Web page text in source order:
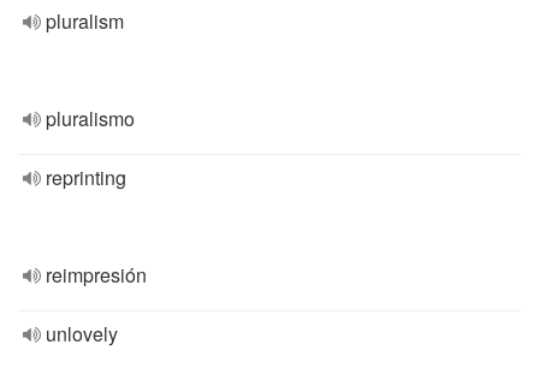
pluralism
pluralismo
reprinting
reimpresión
unlovely